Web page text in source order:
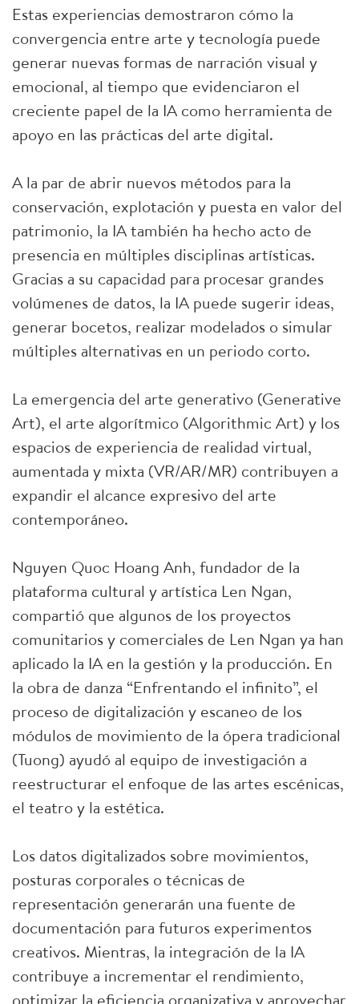
Estas experiencias demostraron cómo la
convergencia entre arte y tecnología puede
generar nuevas formas de narración visual y
emocional, al tiempo que evidenciaron el
creciente papel de la IA como herramienta de
apoyo en las prácticas del arte digital.
A la par de abrir nuevos métodos para la
conservación, explotación y puesta en valor del
patrimonio, la IA también ha hecho acto de
presencia en múltiples disciplinas artísticas.
Gracias a su capacidad para procesar grandes
volúmenes de datos, la IA puede sugerir ideas,
generar bocetos, realizar modelados o simular
múltiples alternativas en un periodo corto.
La emergencia del arte generativo (Generative
Art), el arte algorítmico (Algorithmic Art) y los
espacios de experiencia de realidad virtual,
aumentada y mixta (VR/AR/MR) contribuyen a
expandir el alcance expresivo del arte
contemporáneo.
Nguyen Quoc Hoang Anh, fundador de la
plataforma cultural y artística Len Ngan,
compartió que algunos de los proyectos
comunitarios y comerciales de Len Ngan ya han
aplicado la IA en la gestión y la producción. En
la obra de danza “Enfrentando el infinito”, el
proceso de digitalización y escaneo de los
módulos de movimiento de la ópera tradicional
(Tuong) ayudó al equipo de investigación a
reestructurar el enfoque de las artes escénicas,
el teatro y la estética.
Los datos digitalizados sobre movimientos,
posturas corporales o técnicas de
representación generarán una fuente de
documentación para futuros experimentos
creativos. Mientras, la integración de la IA
contribuye a incrementar el rendimiento,